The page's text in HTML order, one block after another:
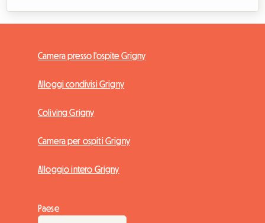
Camera presso l'ospite Grigny
Alloggi condivisi Grigny
Coliving Grigny
Camera per ospiti Grigny
Alloggio intero Grigny
Paese